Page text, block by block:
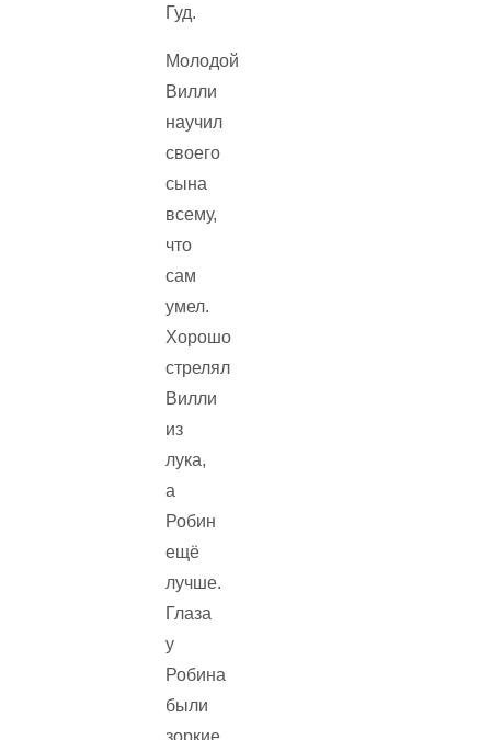
Гуд.
Молодой
Вилли
научил
своего
сына
всему,
что
сам
умел.
Хорошо
стрелял
Вилли
из
лука,
а
Робин
ещё
лучше.
Глаза
у
Робина
были